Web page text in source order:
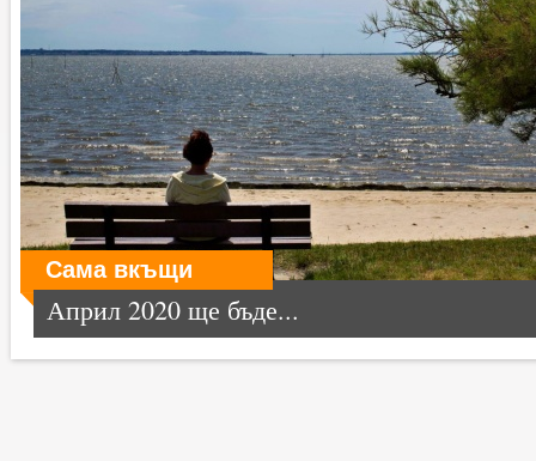
Сама вкъщи
Април 2020 ще бъде...